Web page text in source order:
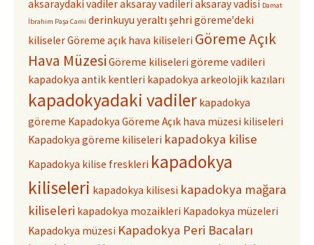
aksaraydaki vadileraksaray vadileri aksaray vadisi Damat
İbrahim Paşa Cami derinkuyu yeraltı şehri göreme'deki
kiliselerGöreme açık hava kiliseleri Göreme Açık
Hava Müzesi Göreme kiliseleri göreme vadileri
kapadokya antik kentleri kapadokya arkeolojik kazıları
kapadokyadaki vadiler kapadokya
göreme Kapadokya Göreme Açık hava müzesi kiliseleri
Kapadokya göreme kiliseleri kapadokya kilise
Kapadokya kilise freskleri kapadokya
kiliseleri kapadokya kilisesi kapadokya mağara
kiliseleri kapadokya mozaikleri Kapadokya müzeleri
Kapadokya müzesi Kapadokya Peri Bacaları